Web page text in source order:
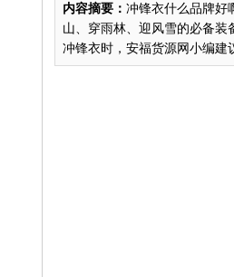
内容摘要： 冲锋衣什么品牌好
山、穿雨林、迎风雪的必备
冲锋衣时，安福货源网小编建